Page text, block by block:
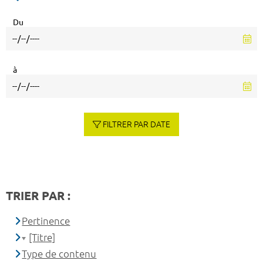
Du
à
FILTRER PAR DATE
TRIER PAR :
Pertinence
[Titre]
Type de contenu